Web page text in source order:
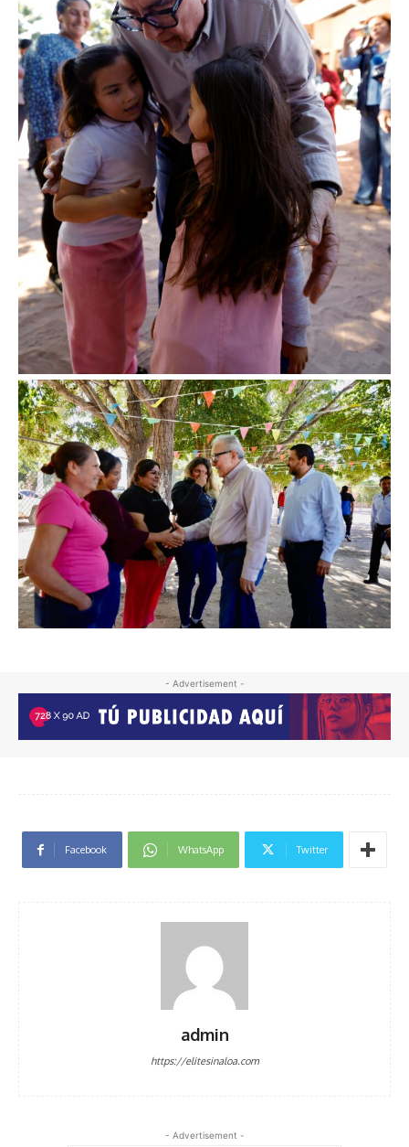
- Advertisement -
Facebook WhatsApp Twitter
admin
https://elitesinaloa.com
- Advertisement -